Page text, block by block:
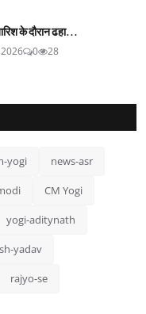
के दौरान ढहा...
0 28
yogi news-asr
CM Yogi
yogi-aditynath
yadav
rajyo-se